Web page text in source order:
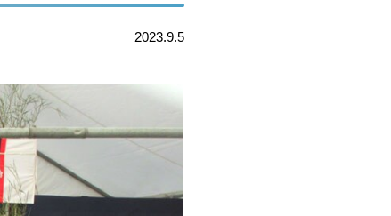
2023.9.5